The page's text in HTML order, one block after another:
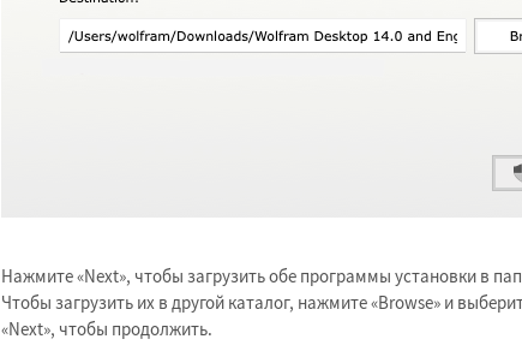
Нажмите «Next», чтобы загрузить обе программы установки в
Чтобы загрузить их в другой каталог, нажмите «Browse» и
«Next», чтобы продолжить.